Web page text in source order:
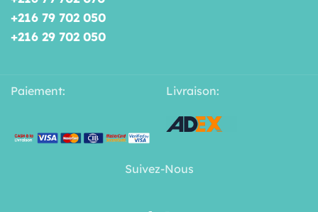
+216 79 702 050
+216 29 702 050
Paiement: Livraison:
Suivez-Nous